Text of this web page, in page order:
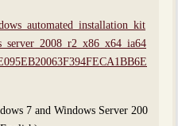
7 and Windows Server 200